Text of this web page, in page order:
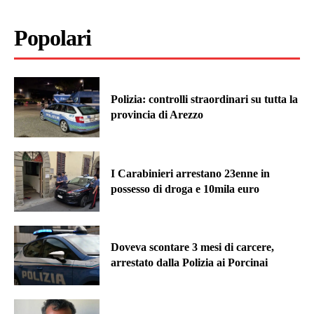
Popolari
Polizia: controlli straordinari su tutta la
provincia di Arezzo
I Carabinieri arrestano 23enne in
possesso di droga e 10mila euro
Doveva scontare 3 mesi di carcere,
arrestato dalla Polizia ai Porcinai